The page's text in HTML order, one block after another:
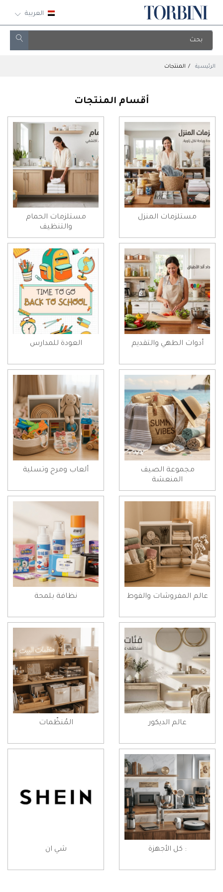
العربية
الرئيسية المنتجات
أقسام المنتجات
مستلزمات المنزل
مستلزمات الحمام
والتنظيف
أدوات الطهي والتقديم العودة للمدارس
مجموعة الصيف
المنعشة
ألعاب ومرح وتسلية
عالم المفروشات والفوط نظافة بلمحة
عالم الديكور المُنظّمات
: كل الأجهزة شي ان